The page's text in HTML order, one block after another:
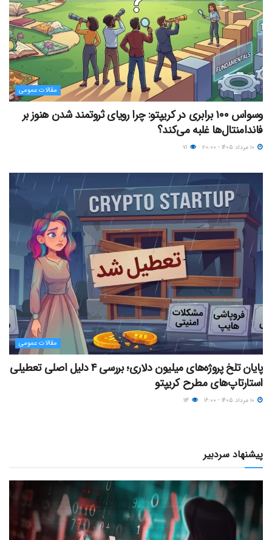
مقالات عمومی
وسواس ۱۰۰ برابری در کریپتو: چرا رویای ثروتمند شدن هنوز بر
فاندامنتال‌ها غلبه می‌کند؟
مقالات عمومی
پایان تلخ پروژه‌های میلیون دلاری؛ بررسی ۴ دلیل اصلی تعطیلی
استارتاپ‌های مطرح کریپتو
پیشنهاد سردبیر